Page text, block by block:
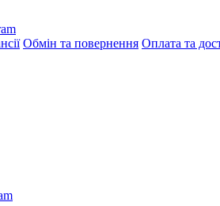
Обмін та повернення Оплата та